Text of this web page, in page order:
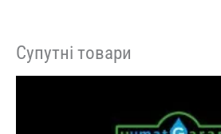
Супутні товари
має